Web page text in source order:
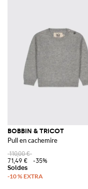
BOBBIN & TRICOT
Pull en cachemire
110,00 €
71,49 €
-35%